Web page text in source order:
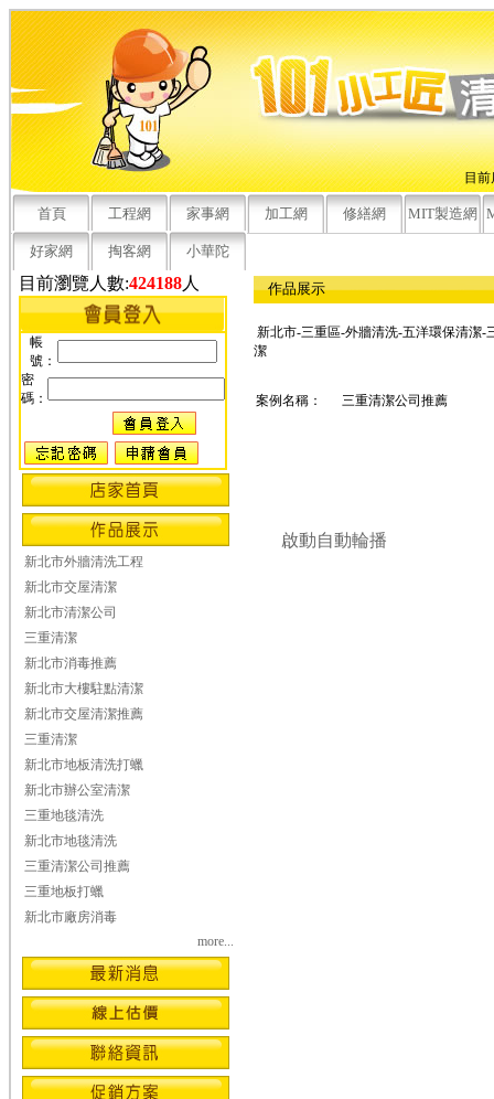
目前
首頁 工程網 家事網 加工網 修繕網 MIT製造網
好家網 掏客網 小華陀
目前瀏覽人數:424188人
帳
號：
密
碼：
新北市外牆清洗工程
新北市交屋清潔
新北市清潔公司
三重清潔
新北市消毒推薦
新北市大樓駐點清潔
新北市交屋清潔推薦
三重清潔
新北市地板清洗打蠟
新北市辦公室清潔
三重地毯清洗
新北市地毯清洗
三重清潔公司推薦
三重地板打蠟
新北市廠房消毒
more...
作品展示
新北市-三重區-外牆清洗-五洋環保清潔-
潔
案例名稱： 三重清潔公司推薦
啟動自動輪播